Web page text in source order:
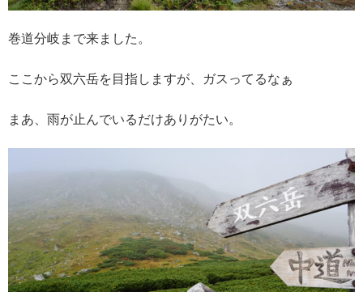
巻道分岐まで来ました。
ここから双六岳を目指しますが、ガスってるなぁ
まあ、雨が止んでいるだけありがたい。